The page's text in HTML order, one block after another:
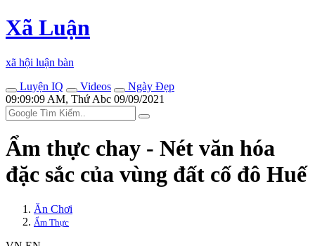
Xã Luận
xã hội luận bàn
Luyện IQ
Videos
Ngày Đẹp
09:09:09 AM, Thứ Abc 09/09/2021
Ẩm thực chay - Nét văn hóa
đặc sắc của vùng đất cố đô Huế
Ăn Chơi
Ẩm Thực